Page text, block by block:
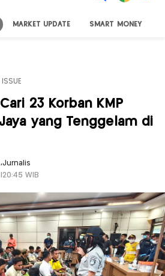
MARKET UPDATE SMART MONEY
ISSUE
23 Korban KMP
yang Tenggelam di
,Jurnalis
WIB